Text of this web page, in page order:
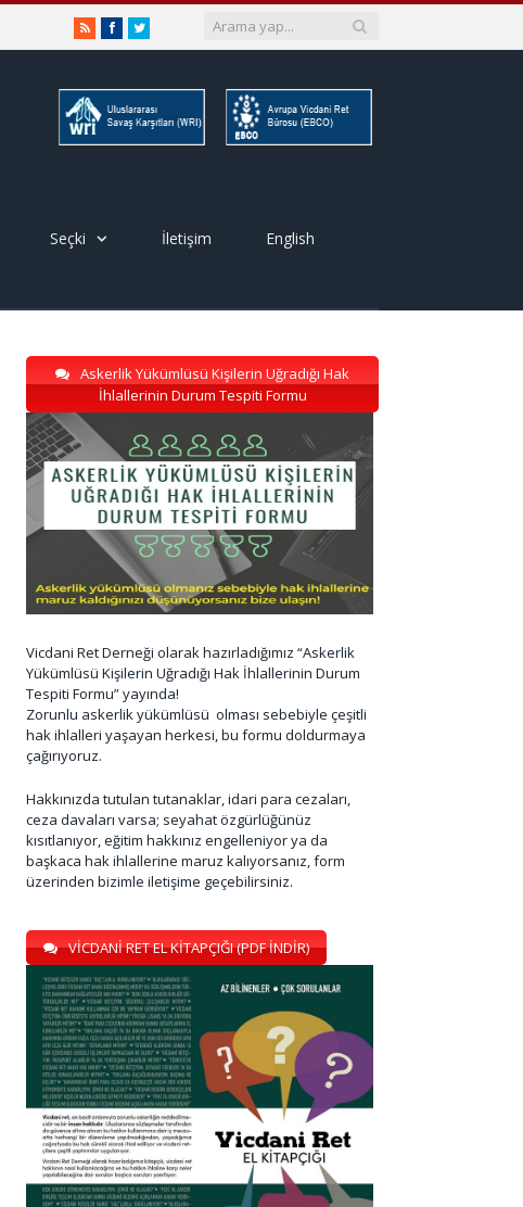
RSSFacebookTwitter
Seçki İletişim English
Askerlik Yükümlüsü Kişilerin Uğradığı Hak
İhlallerinin Durum Tespiti Formu
Vicdani Ret Derneği olarak hazırladığımız “Askerlik
Yükümlüsü Kişilerin Uğradığı Hak İhlallerinin Durum
Tespiti Formu” yayında!
Zorunlu askerlik yükümlüsü olması sebebiyle çeşitli
hak ihlalleri yaşayan herkesi, bu formu doldurmaya
çağırıyoruz.
Hakkınızda tutulan tutanaklar, idari para cezaları,
ceza davaları varsa; seyahat özgürlüğünüz
kısıtlanıyor, eğitim hakkınız engelleniyor ya da
başkaca hak ihlallerine maruz kalıyorsanız, form
üzerinden bizimle iletişime geçebilirsiniz.
VİCDANİ RET EL KİTAPÇIĞI (PDF İNDİR)